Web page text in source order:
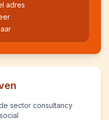
adres
sector consultancy